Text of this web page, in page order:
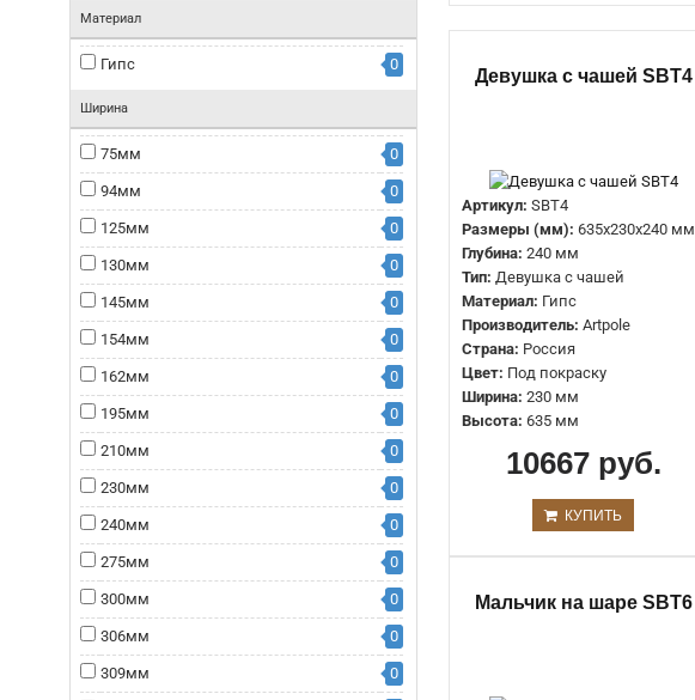
Материал
Гипс 0
Ширина
75мм 0
94мм 0
125мм 0
130мм 0
145мм 0
154мм 0
162мм 0
195мм 0
210мм 0
230мм 0
240мм 0
275мм 0
300мм 0
306мм 0
309мм 0
Девушка с чашей SBT4
Артикул: SBT4
Размеры (мм): 635x230x240 мм
Глубина: 240 мм
Тип: Девушка с чашей
Материал: Гипс
Производитель: Artpole
Страна: Россия
Цвет: Под покраску
Ширина: 230 мм
Высота: 635 мм
10667 руб.
КУПИТЬ
Мальчик на шаре SBT6